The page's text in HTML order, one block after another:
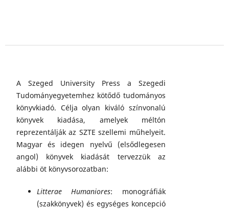
A Szeged University Press a Szegedi
Tudományegyetemhez kötődő tudományos
könyvkiadó. Célja olyan kiváló színvonalú
könyvek kiadása, amelyek méltón
reprezentálják az SZTE szellemi műhelyeit.
Magyar és idegen nyelvű (elsődlegesen
angol) könyvek kiadását tervezzük az
alábbi öt könyvsorozatban:
Litterae Humaniores: monográfiák
(szakkönyvek) és egységes koncepció